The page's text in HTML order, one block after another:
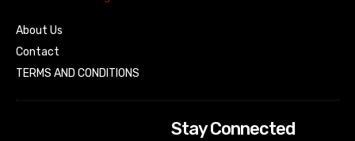
About Us
Contact
TERMS AND CONDITIONS
Stay Connected